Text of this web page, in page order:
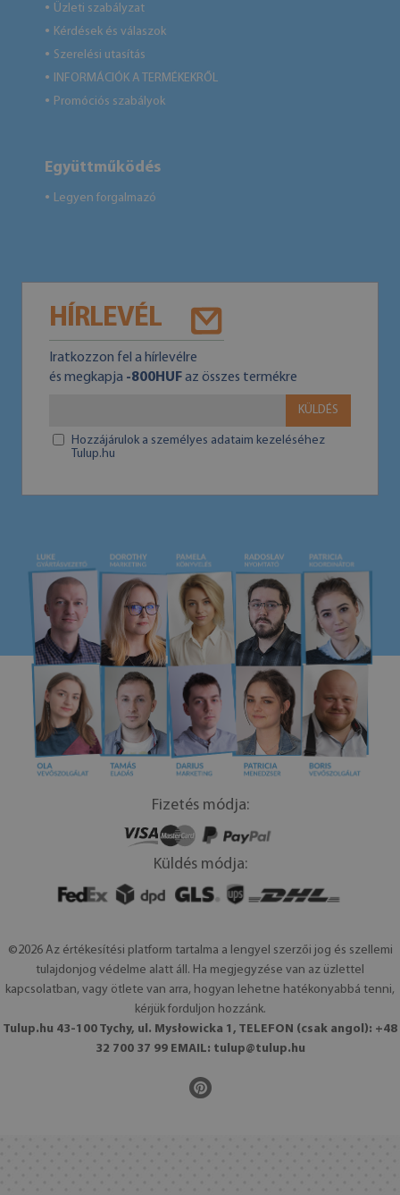
● Üzleti szabályzat
● Kérdések és válaszok
● Szerelési utasítás
● INFORMÁCIÓK A TERMÉKEKRŐL
● Promóciós szabályok
Együttműködés
● Legyen forgalmazó
HÍRLEVÉL
Iratkozzon fel a hírlevélre
és megkapja -800HUFaz összes termékre
KÜLDÉS
Hozzájárulok a személyes adataim kezeléséhez
Tulup.hu
Fizetés módja:
Küldés módja:
©2026 Az értékesítési platform tartalma a lengyel szerzői jog és szellemi
tulajdonjog védelme alatt áll. Ha megjegyzése van az üzlettel
kapcsolatban, vagy ötlete van arra, hogyan lehetne hatékonyabbá tenni,
kérjük forduljon hozzánk.
Tulup.hu 43-100 Tychy, ul. Mysłowicka 1, TELEFON (csak angol): +48
32 700 37 99 EMAIL: tulup@tulup.hu